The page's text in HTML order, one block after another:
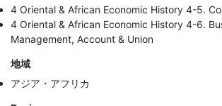
4 Oriental & African Economic History 4-5.
4 Oriental & African Economic History 4-6.
Management, Account & Union
地域
アジア・アフリカ